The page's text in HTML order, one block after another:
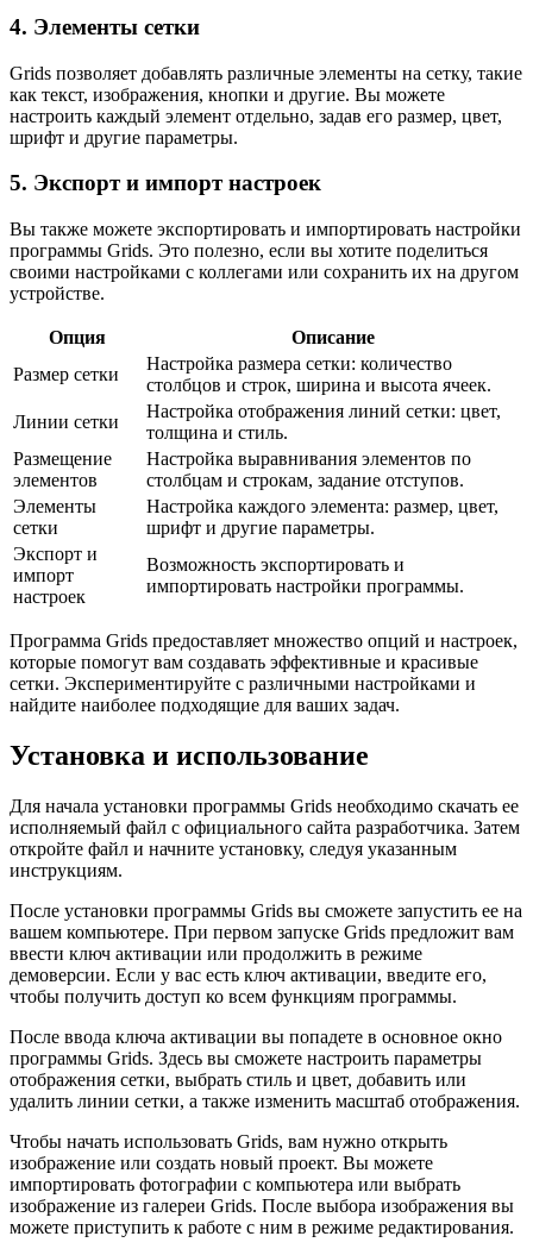
4. Элементы сетки
Grids позволяет добавлять различные элементы на сетку, такие
как текст, изображения, кнопки и другие. Вы можете
настроить каждый элемент отдельно, задав его размер, цвет,
шрифт и другие параметры.
5. Экспорт и импорт настроек
Вы также можете экспортировать и импортировать настройки
программы Grids. Это полезно, если вы хотите поделиться
своими настройками с коллегами или сохранить их на другом
устройстве.
Опция
Описание
Размер сетки
Настройка размера сетки: количество
столбцов и строк, ширина и высота ячеек.
Линии сетки
Настройка отображения линий сетки: цвет,
толщина и стиль.
Размещение
элементов
Настройка выравнивания элементов по
столбцам и строкам, задание отступов.
Элементы
сетки
Настройка каждого элемента: размер, цвет,
шрифт и другие параметры.
Экспорт и
импорт
настроек
Возможность экспортировать и
импортировать настройки программы.
Программа Grids предоставляет множество опций и настроек,
которые помогут вам создавать эффективные и красивые
сетки. Экспериментируйте с различными настройками и
найдите наиболее подходящие для ваших задач.
Установка и использование
Для начала установки программы Grids необходимо скачать ее
исполняемый файл с официального сайта разработчика. Затем
откройте файл и начните установку, следуя указанным
инструкциям.
После установки программы Grids вы сможете запустить ее на
вашем компьютере. При первом запуске Grids предложит вам
ввести ключ активации или продолжить в режиме
демоверсии. Если у вас есть ключ активации, введите его,
чтобы получить доступ ко всем функциям программы.
После ввода ключа активации вы попадете в основное окно
программы Grids. Здесь вы сможете настроить параметры
отображения сетки, выбрать стиль и цвет, добавить или
удалить линии сетки, а также изменить масштаб отображения.
Чтобы начать использовать Grids, вам нужно открыть
изображение или создать новый проект. Вы можете
импортировать фотографии с компьютера или выбрать
изображение из галереи Grids. После выбора изображения вы
можете приступить к работе с ним в режиме редактирования.